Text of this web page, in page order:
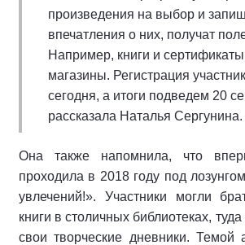
произведения на выбор и
впечатления о них, получат
Например, книги и
магазины. Регистрация
сегодня, а итоги подведем 20
рассказала Наталья Сергунина.
Она также напомнила, что
проходила в 2018 году под
увлечений!». Участники могли
книги в столичных библиотеках,
свои творческие дневники. Темой